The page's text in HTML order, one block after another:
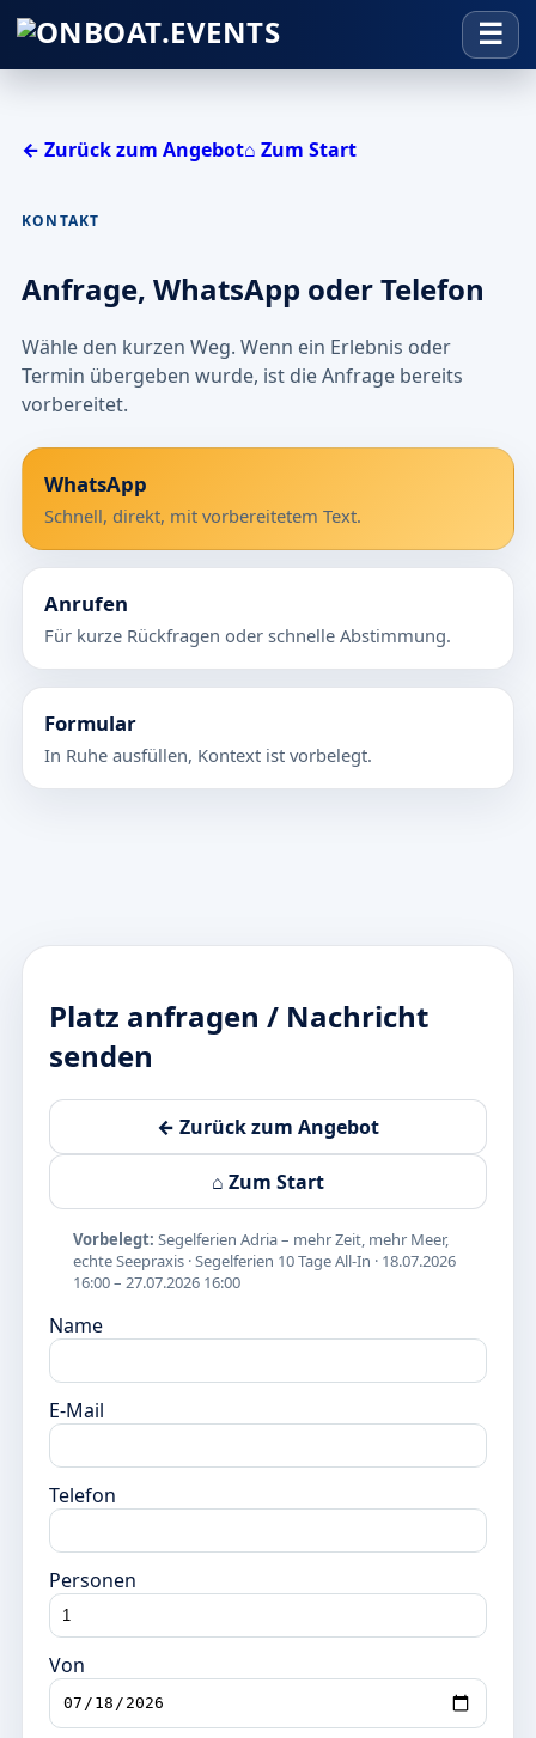
← Zurück zum Angebot⌂ Zum Start
KONTAKT
Anfrage, WhatsApp oder Telefon
Wähle den kurzen Weg. Wenn ein Erlebnis oder
Termin übergeben wurde, ist die Anfrage bereits
vorbereitet.
WhatsApp
Schnell, direkt, mit vorbereitetem Text.
Anrufen
Für kurze Rückfragen oder schnelle Abstimmung.
Formular
In Ruhe ausfüllen, Kontext ist vorbelegt.
Platz anfragen / Nachricht
senden
← Zurück zum Angebot
⌂ Zum Start
Vorbelegt: Segelferien Adria – mehr Zeit, mehr Meer,
echte Seepraxis · Segelferien 10 Tage All-In · 18.07.2026
16:00 – 27.07.2026 16:00
Name
E-Mail
Telefon
Personen
Von